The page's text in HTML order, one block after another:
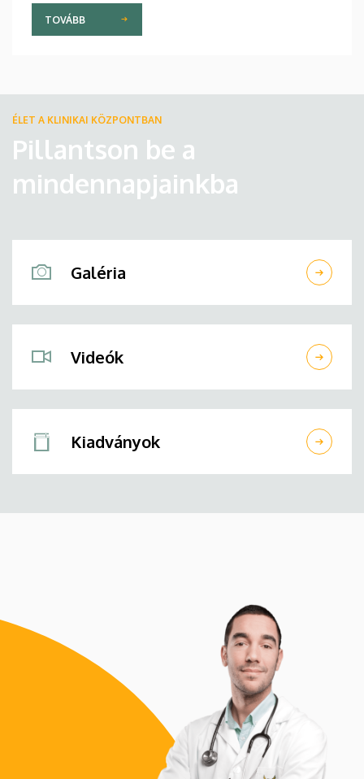
TOVÁBB
ÉLET A KLINIKAI KÖZPONTBAN
Pillantson be a
mindennapjainkba
Galéria
Videók
Kiadványok